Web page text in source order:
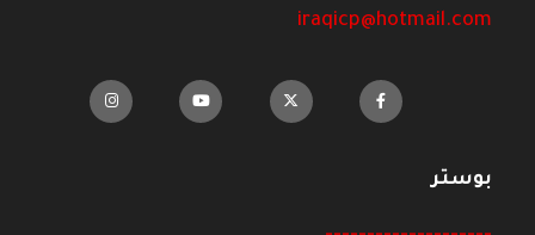
iraqicp@hotmail.com
بوستر